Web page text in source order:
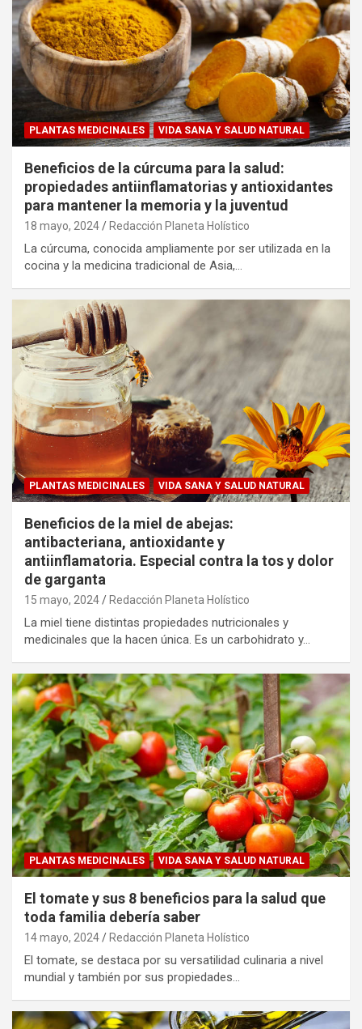
PLANTAS MEDICINALES VIDA SANA Y SALUD NATURAL
Beneficios de la cúrcuma para la salud:
propiedades antiinflamatorias y antioxidantes
para mantener la memoria y la juventud
18 mayo, 2024 Redacción Planeta Holístico
La cúrcuma, conocida ampliamente por ser utilizada en la
cocina y la medicina tradicional de Asia,…
PLANTAS MEDICINALES VIDA SANA Y SALUD NATURAL
Beneficios de la miel de abejas:
antibacteriana, antioxidante y
antiinflamatoria. Especial contra la tos y dolor
de garganta
15 mayo, 2024 Redacción Planeta Holístico
La miel tiene distintas propiedades nutricionales y
medicinales que la hacen única. Es un carbohidrato y…
PLANTAS MEDICINALES VIDA SANA Y SALUD NATURAL
El tomate y sus 8 beneficios para la salud que
toda familia debería saber
14 mayo, 2024 Redacción Planeta Holístico
El tomate, se destaca por su versatilidad culinaria a nivel
mundial y también por sus propiedades…